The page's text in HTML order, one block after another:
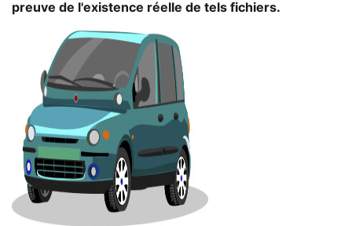
preuve de l'existence réelle de tels fichiers.